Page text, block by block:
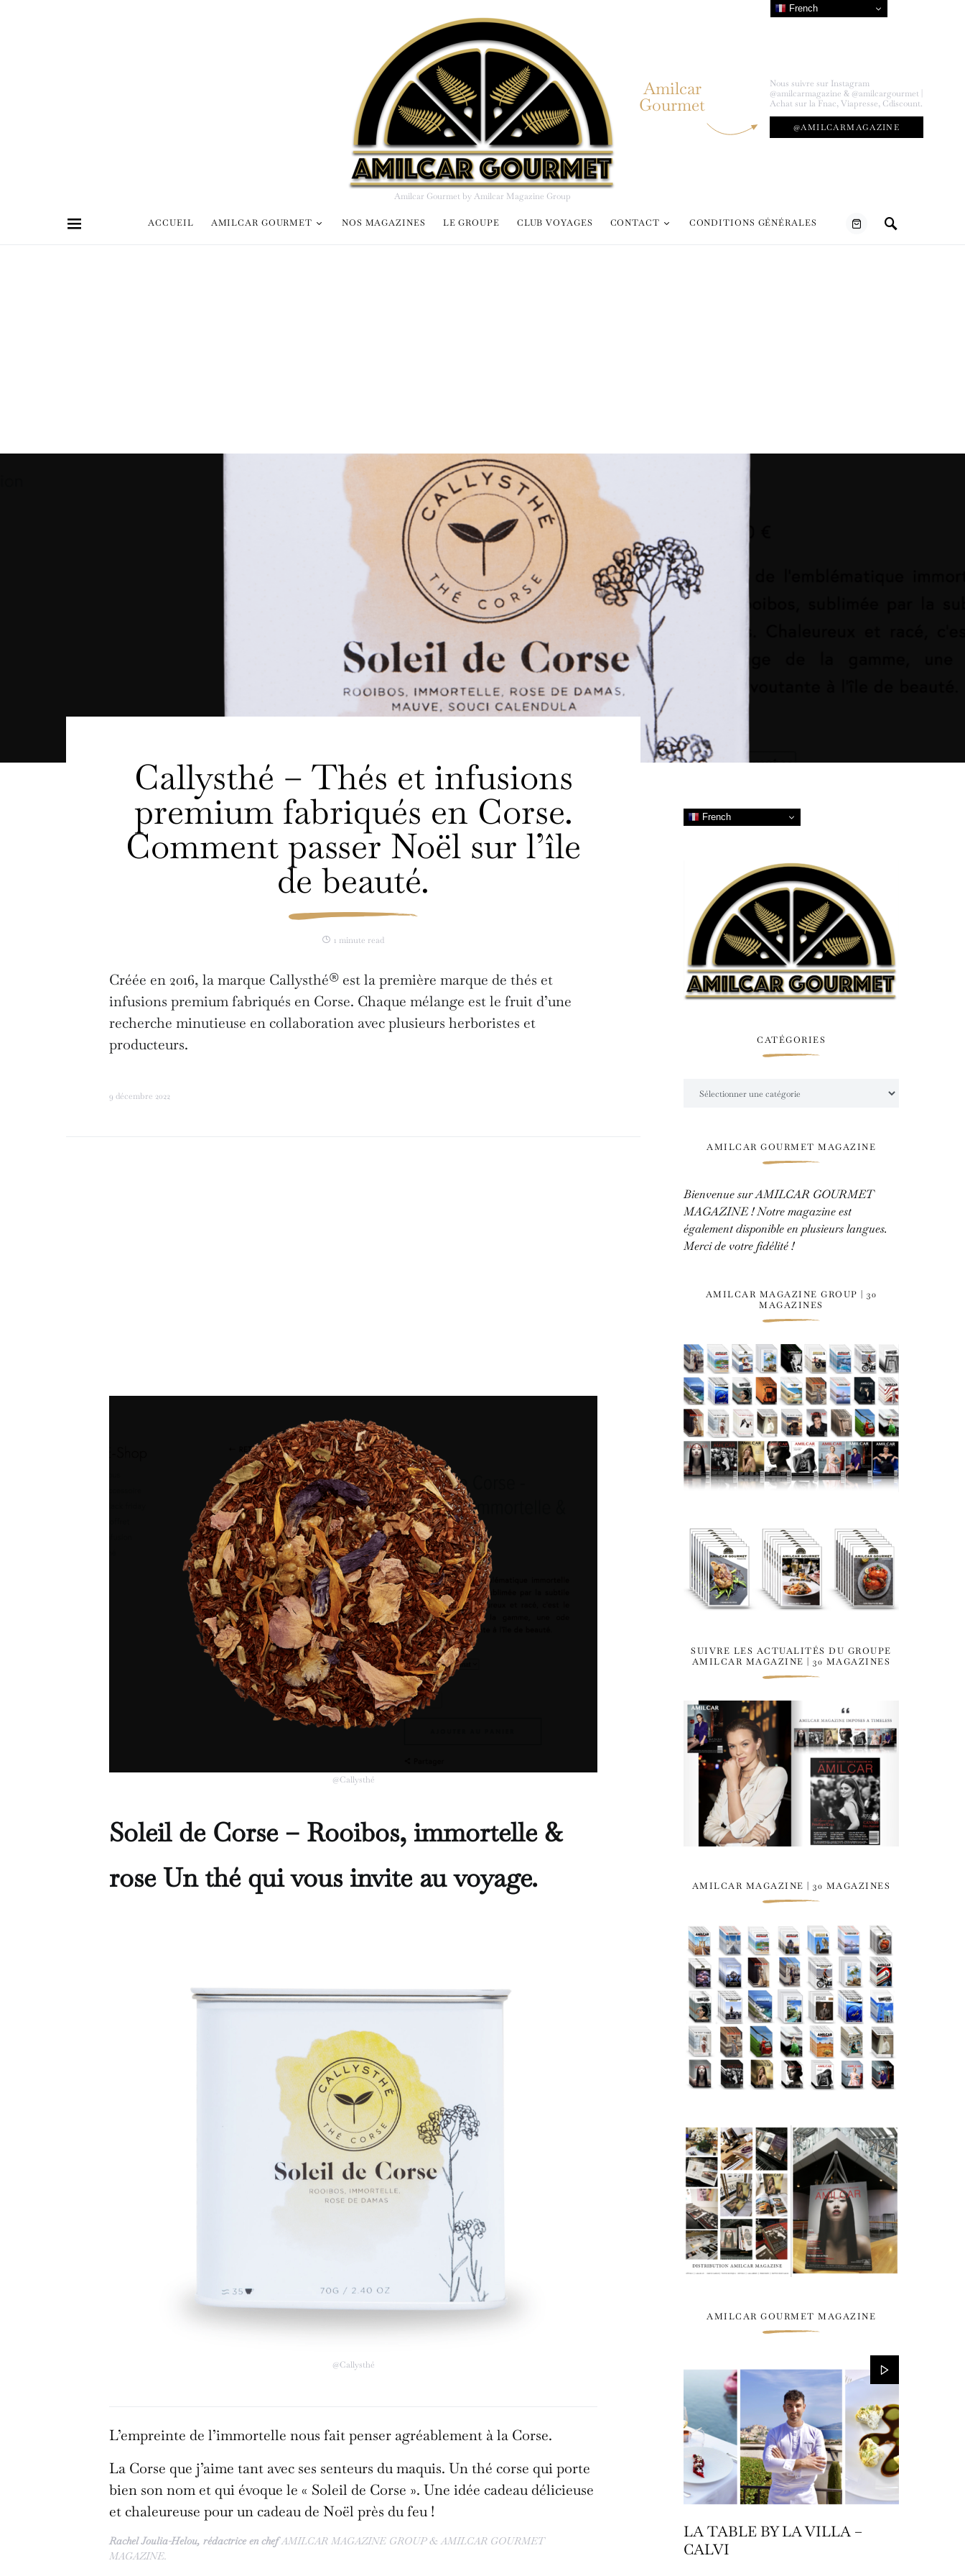
Amilcar Gourmet by Amilcar Magazine Group
Amilcar
Gourmet
Nous suivre sur Instagram
@amilcarmagazine & @amilcargourmet |
Achat sur la Fnac, Viapresse, Cdiscount.
@AMILCARMAGAZINE
ACCUEIL AMILCAR GOURMET NOS MAGAZINES LE GROUPE CLUB VOYAGES CONTACT CONDITIONS GÉNÉRALES
Callysthé – Thés et infusions
premium fabriqués en Corse.
Comment passer Noël sur l’île
de beauté.
1 minute read
Créée en 2016, la marque Callysthé® est la première marque de thés et
infusions premium fabriqués en Corse. Chaque mélange est le fruit d’une
recherche minutieuse en collaboration avec plusieurs herboristes et
producteurs.
9 décembre 2022
@Callysthé
Soleil de Corse – Rooibos, immortelle &
rose Un thé qui vous invite au voyage.
@Callysthé
L’empreinte de l’immortelle nous fait penser agréablement à la Corse.
La Corse que j’aime tant avec ses senteurs du maquis. Un thé corse qui porte
bien son nom et qui évoque le « Soleil de Corse ». Une idée cadeau délicieuse
et chaleureuse pour un cadeau de Noël près du feu !
Rachel Joulia-Helou, rédactrice en chefAMILCAR MAGAZINE GROUP & AMILCAR GOURMET
MAGAZINE.
French
CATÉGORIES
AMILCAR GOURMET MAGAZINE
Bienvenue sur AMILCAR GOURMET
MAGAZINE ! Notre magazine est
également disponible en plusieurs langues.
Merci de votre fidélité !
AMILCAR MAGAZINE GROUP | 30
MAGAZINES
SUIVRE LES ACTUALITÉS DU GROUPE
AMILCAR MAGAZINE | 30 MAGAZINES
AMILCAR MAGAZINE | 30 MAGAZINES
AMILCAR GOURMET MAGAZINE
LA TABLE BY LA VILLA –
CALVI
French